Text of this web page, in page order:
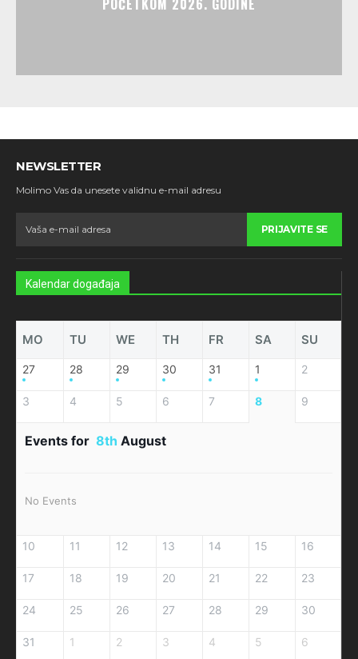
NEWSLETTER
Molimo Vas da unesete validnu e-mail adresu
PRIJAVITE SE
Kalendar događaja
MO TU WE TH FR SA SU
27 28 29 30 31 1 2
3 4 5 6 7 8 9
Events for 8th August
No Events
10 11 12 13 14 15 16
17 18 19 20 21 22 23
24 25 26 27 28 29 30
31 1 2 3 4 5 6